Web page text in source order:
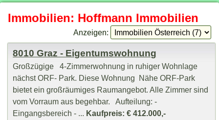
Immobilien: Hoffmann Immobilien
Anzeigen:
8010 Graz - Eigentumswohnung
Großzügige 4-Zimmerwohnung in ruhiger Wohnlage
nächst ORF- Park. Diese Wohnung Nähe ORF-Park
bietet ein großräumiges Raumangebot. Alle Zimmer sind
vom Vorraum aus begehbar. Aufteilung: -
Eingangsbereich - ... Kaufpreis: € 412.000,-